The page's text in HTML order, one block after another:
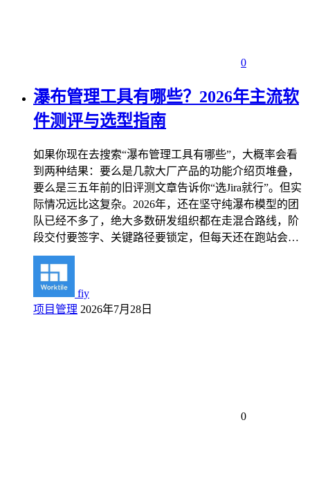
0
瀑布管理工具有哪些？2026年主流软
件测评与选型指南
如果你现在去搜索“瀑布管理工具有哪些”，大概率会看
到两种结果：要么是几款大厂产品的功能介绍页堆叠，
要么是三五年前的旧评测文章告诉你“选Jira就行”。但实
际情况远比这复杂。2026年，还在坚守纯瀑布模型的团
队已经不多了，绝大多数研发组织都在走混合路线，阶
段交付要签字、关键路径要锁定，但每天还在跑站会…
fiy
项目管理 2026年7月28日
0